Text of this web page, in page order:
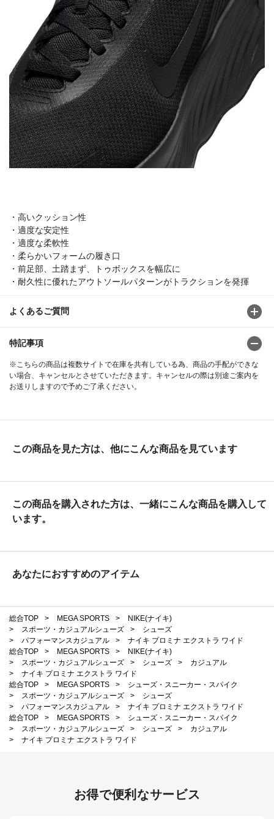
・高いクッション性
・適度な安定性
・適度な柔軟性
・柔らかいフォームの履き口
・前足部、土踏まず、トゥボックスを幅広に
・耐久性に優れたアウトソールパターンがトラクションを発揮
よくあるご質問
特記事項
※こちらの商品は複数サイトで在庫を共有している為、商品の手配ができな
い場合、キャンセルとさせていただきます。キャンセルの際は別途ご案内を
お送りしますので予めご了承ください。
この商品を見た方は、他にこんな商品を見ています
この商品を購入された方は、一緒にこんな商品を購入して
います。
あなたにおすすめのアイテム
総合TOP > MEGA SPORTS >
NIKE(ナイキ)
>
スポーツ・カジュアルシューズ >
シューズ
>
パフォーマンスカジュアル >
ナイキ プロミナ エクストラ ワイド
総合TOP
> MEGA SPORTS >
NIKE(ナイキ)
>
スポーツ・カジュアルシューズ > シューズ >
カジュアル
>
ナイキ プロミナ エクストラ ワイド
総合TOP
> MEGA SPORTS >
シューズ・スニーカー・スパイク
>
スポーツ・カジュアルシューズ >
シューズ
>
パフォーマンスカジュアル >
ナイキ プロミナ エクストラ ワイド
総合TOP
> MEGA SPORTS >
シューズ・スニーカー・スパイク
>
スポーツ・カジュアルシューズ > シューズ >
カジュアル
>
ナイキ プロミナ エクストラ ワイド
お得で便利なサービス